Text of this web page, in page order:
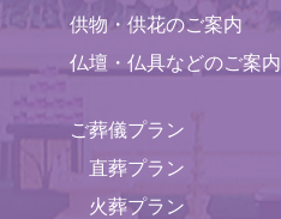
供物・供花のご案内
仏壇・仏具などのご案内
ご葬儀プラン
直葬プラン
火葬プラン